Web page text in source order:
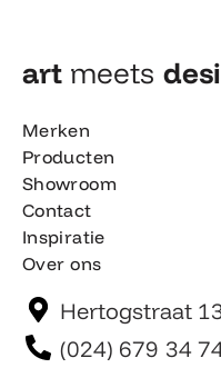
art meets
Merken
Producten
Showroom
Contact
Inspiratie
Over ons
Hertogstraat
(024) 679 34